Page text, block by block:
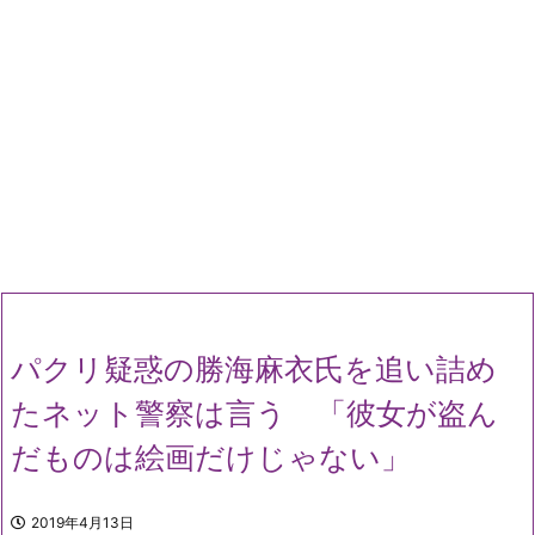
パクリ疑惑の勝海麻衣氏を追い詰め
たネット警察は言う 「彼女が盗ん
だものは絵画だけじゃない」
2019年4月13日